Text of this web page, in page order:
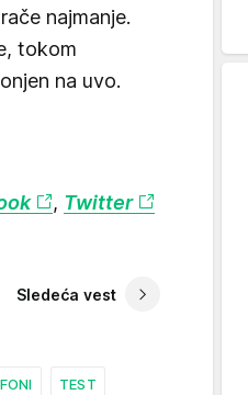
najmanje.
tokom
na uvo.
, Twitter
Sledeća vest
TEST